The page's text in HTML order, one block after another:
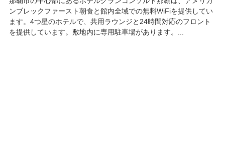
ンブレックファースト朝食と館内全域での無料WiFiを提供してい
ます。4つ星のホテルで、共用ラウンジと24時間対応のフロント
を提供しています。敷地内に専用駐車場があります。...